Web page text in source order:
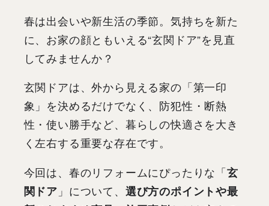
春は出会いや新生活の季節。気持ちを新た
に、お家の顔ともいえる“玄関ドア”を見直
してみませんか？
玄関ドアは、外から見える家の「第一印
象」を決めるだけでなく、防犯性・断熱
性・使い勝手など、暮らしの快適さを大き
く左右する重要な存在です。
今回は、春のリフォームにぴったりな「玄
関ドア 」について、 選び方のポイントや最